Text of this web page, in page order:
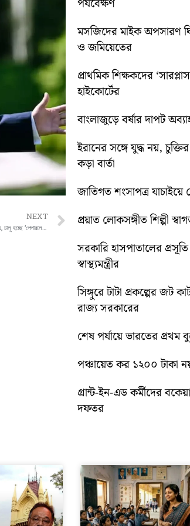
NEXT
কাগজ ছেড়ে ডিজিটাল পথে যাদবপুর বিশ্ববিদ্যালয়, চালু হচ্ছে ‘পেপারলেস’ কর্মসংস্কৃতি Next
পর্যবেক্ষণ
মসজিদের মাইক অপসারণ
ও জমিয়েতের
প্রাথমিক শিক্ষকদের
হাইকোর্টের
বাংলাজুড়ে বর্ষার দাপট
ইরানের সঙ্গে যুদ্ধ নয়,
কড়া বার্তা
জাতিগত শংসাপত্র
প্রয়াত লোকসঙ্গীত শিল্পী
সরকারি হাসপাতালের প্রসূতি
স্বাস্থ্যমন্ত্রীর
সিঙ্গুরে টাটা প্রকল্পের জট
রাজ্য সরকারের
শেষ পর্যায়ে ভারতের প্রথম
পঞ্চায়েত কর ১২০০ টাকা
গ্রান্ট-ইন-এড কর্মীদের
দফতর